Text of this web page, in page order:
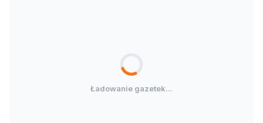
Ładowanie gazetek...